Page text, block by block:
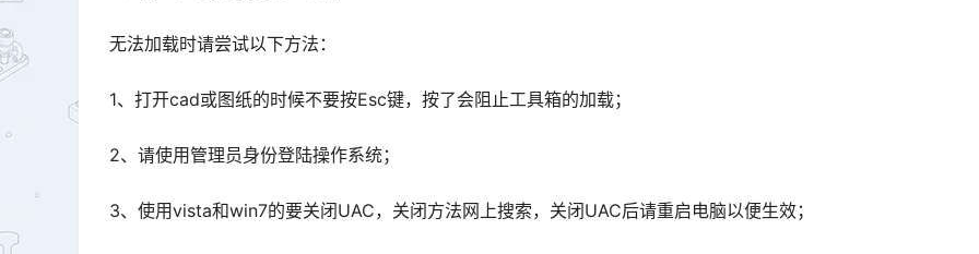
无法加载时请尝试以下方法：
1、打开cad或图纸的时候不要按Esc键，按了会阻止工具箱的加载；
2、请使用管理员身份登陆操作系统；
3、使用vista和win7的要关闭UAC，关闭方法网上搜索，关闭UAC后请重启电脑以便生效；